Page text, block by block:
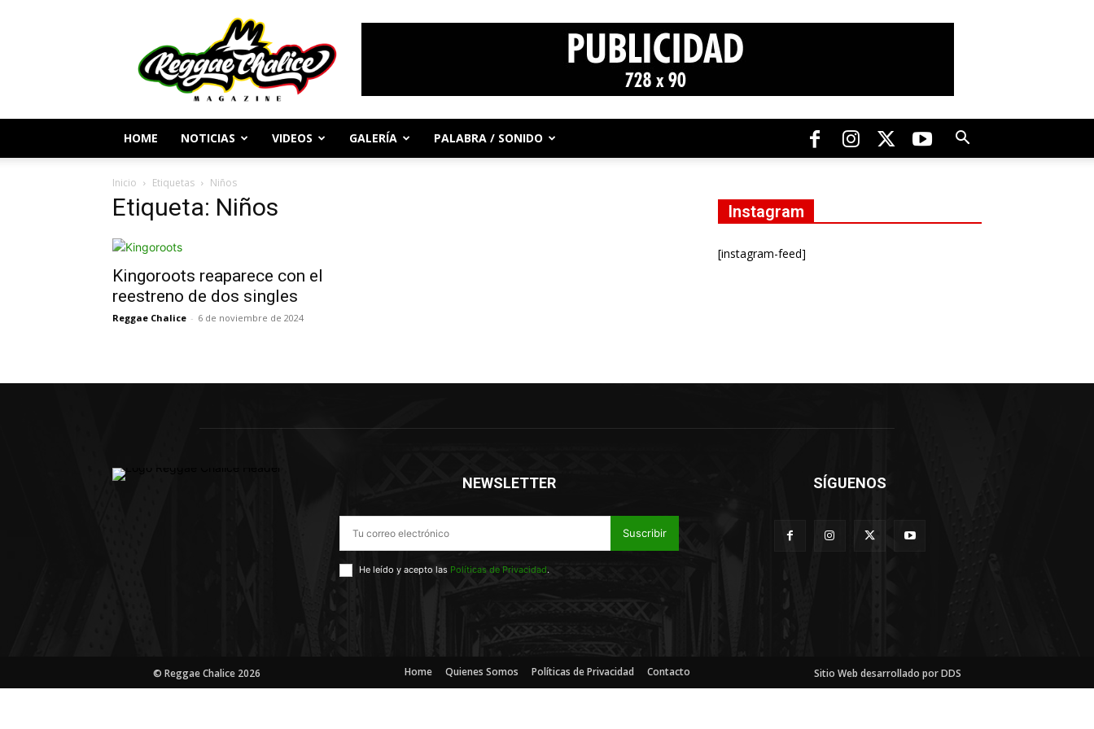
Periodismo
y
Cultura
Reggae
HOME NOTICIAS VIDEOS GALERÍA PALABRA / SONIDO
Inicio Etiquetas Niños
Etiqueta: Niños
Kingoroots reaparece con el
reestreno de dos singles
Reggae Chalice - 6 de noviembre de 2024
Instagram
[instagram-feed]
NEWSLETTER
Suscribir
He leído y acepto las Políticas de Privacidad.
SÍGUENOS
© Reggae Chalice 2026 Home Quienes Somos Políticas de Privacidad Contacto Sitio Web desarrollado por DDS